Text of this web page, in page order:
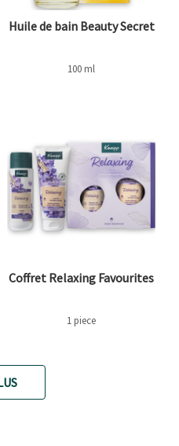
Huile de bain Beauty Secret
100 ml
Coffret Relaxing Favourites
1 piece